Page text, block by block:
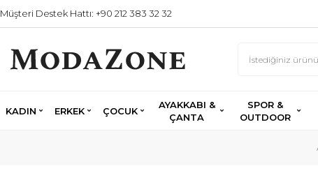
Müşteri Destek Hattı: +90 212 383 32 32
KADIN ERKEK ÇOCUK
AYAKKABI &
ÇANTA
SPOR &
OUTDOOR